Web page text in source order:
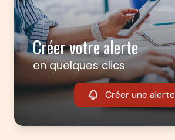
Créer votre alerte
en quelques clics
Créer une alerte